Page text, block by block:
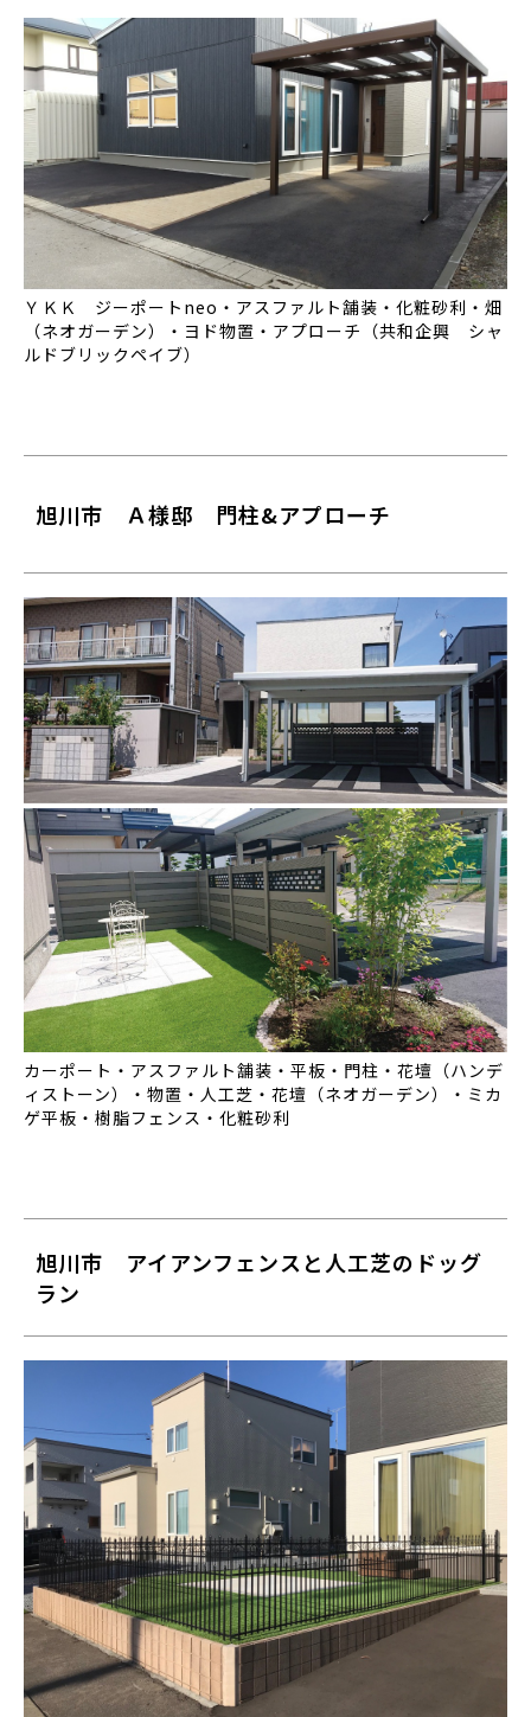
ＹＫＫ ジーポートneo・アスファルト舗装・化粧砂利・畑
（ネオガーデン）・ヨド物置・アプローチ（共和企興 シャ
ルドブリックペイブ）
旭川市 Ａ様邸 門柱&アプローチ
カーポート・アスファルト舗装・平板・門柱・花壇（ハンデ
ィストーン）・物置・人工芝・花壇（ネオガーデン）・ミカ
ゲ平板・樹脂フェンス・化粧砂利
旭川市 アイアンフェンスと人工芝のドッグ
ラン